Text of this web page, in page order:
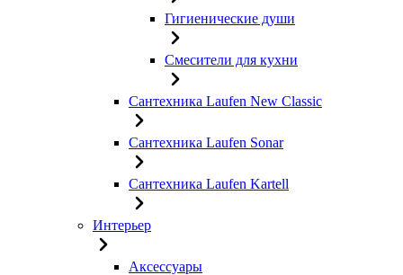
Гигиенические души
Смесители для кухни
Сантехника Laufen New Classic
Сантехника Laufen Sonar
Сантехника Laufen Kartell
Интерьер
Аксессуары